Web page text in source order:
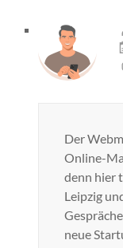
Der
Online-
denn hier
Leipzig
neue